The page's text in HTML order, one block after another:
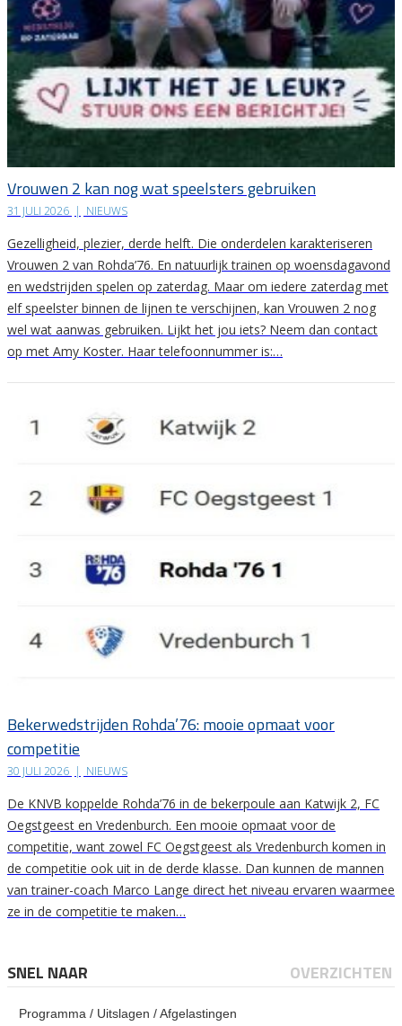
Vrouwen 2 kan nog wat speelsters gebruiken
31 JULI 2026 | NIEUWS
Gezelligheid, plezier, derde helft. Die onderdelen karakteriseren
Vrouwen 2 van Rohda’76. En natuurlijk trainen op woensdagavond
en wedstrijden spelen op zaterdag. Maar om iedere zaterdag met
elf speelster binnen de lijnen te verschijnen, kan Vrouwen 2 nog
wel wat aanwas gebruiken. Lijkt het jou iets? Neem dan contact
op met Amy Koster. Haar telefoonnummer is:…
Bekerwedstrijden Rohda’76: mooie opmaat voor
competitie
30 JULI 2026 | NIEUWS
De KNVB koppelde Rohda’76 in de bekerpoule aan Katwijk 2, FC
Oegstgeest en Vredenburch. Een mooie opmaat voor de
competitie, want zowel FC Oegstgeest als Vredenburch komen in
de competitie ook uit in de derde klasse. Dan kunnen de mannen
van trainer-coach Marco Lange direct het niveau ervaren waarmee
ze in de competitie te maken…
SNEL NAAR OVERZICHTEN
Programma / Uitslagen / Afgelastingen